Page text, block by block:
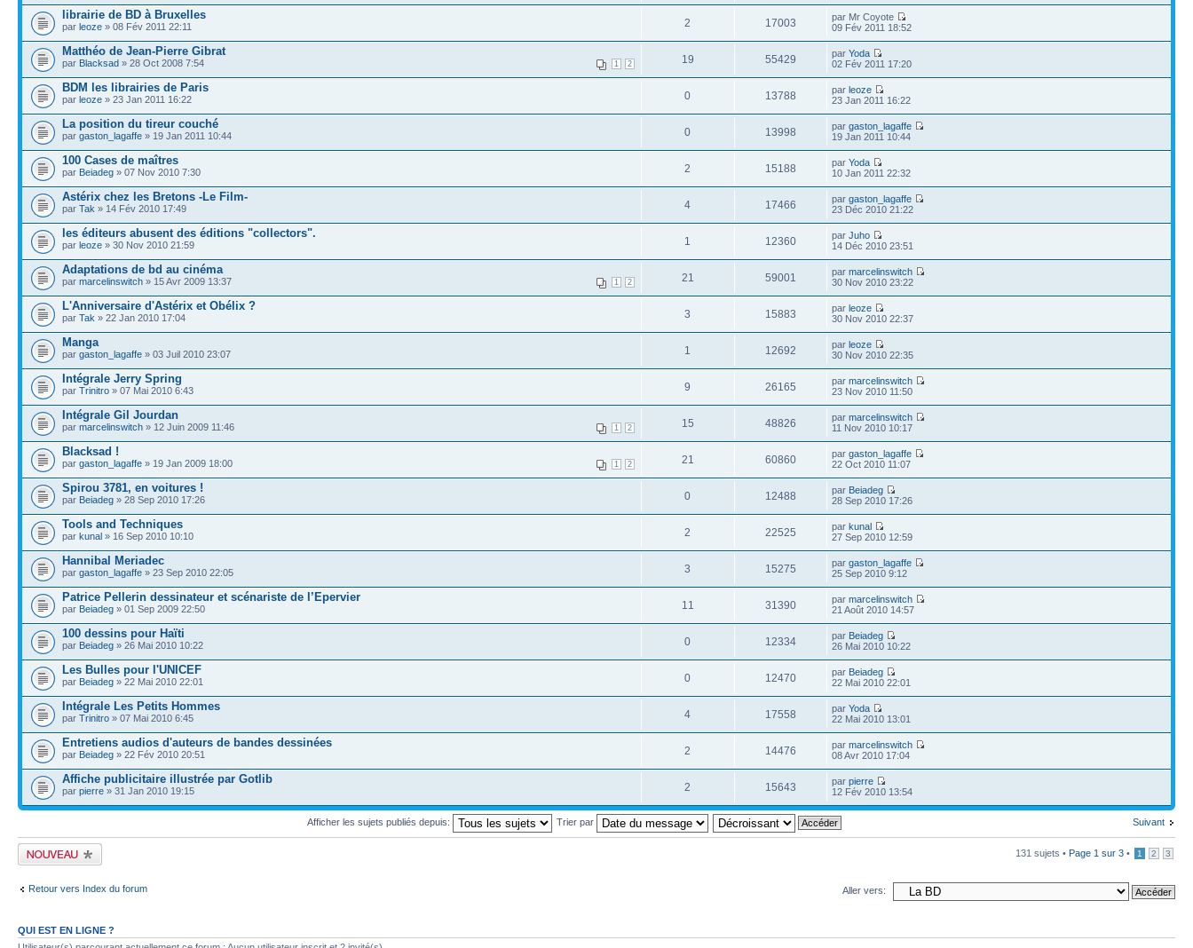
librairie de BD à Bruxelles
par leoze » 08 Fév 2011 22:11 2 17003
par Mr Coyote
09 Fév 2011 18:52
Matthéo de Jean-Pierre Gibrat
1 2
par Blacksad » 28 Oct 2008 7:54 19 55429 parYoda
02 Fév 2011 17:20
BDM les librairies de Paris
par leoze » 23 Jan 2011 16:22 0 13788 parleoze
23 Jan 2011 16:22
La position du tireur couché
par gaston_lagaffe » 19 Jan 2011 10:44 0 13998 pargaston_lagaffe
19 Jan 2011 10:44
100 Cases de maîtres
par Beiadeg » 07 Nov 2010 7:30 2 15188 parYoda
10 Jan 2011 22:32
Astérix chez les Bretons -Le Film-
par Tak » 14 Fév 2010 17:49 4 17466 pargaston_lagaffe
23 Déc 2010 21:22
les éditeurs abusent des éditions "collectors".
par leoze » 30 Nov 2010 21:59 1 12360 parJuho
14 Déc 2010 23:51
Adaptations de bd au cinéma
1 2
par marcelinswitch » 15 Avr 2009 13:37 21 59001 parmarcelinswitch
30 Nov 2010 23:22
L'Anniversaire d'Astérix et Obélix ?
par Tak » 22 Jan 2010 17:04 3 15883 parleoze
30 Nov 2010 22:37
Manga
par gaston_lagaffe » 03 Juil 2010 23:07 1 12692 parleoze
30 Nov 2010 22:35
Intégrale Jerry Spring
par Trinitro » 07 Mai 2010 6:43 9 26165 parmarcelinswitch
23 Nov 2010 11:50
Intégrale Gil Jourdan
1 2
par marcelinswitch » 12 Juin 2009 11:46 15 48826 parmarcelinswitch
11 Nov 2010 10:17
Blacksad !
1 2
par gaston_lagaffe » 19 Jan 2009 18:00 21 60860 pargaston_lagaffe
22 Oct 2010 11:07
Spirou 3781, en voitures !
par Beiadeg » 28 Sep 2010 17:26 0 12488 par Beiadeg
28 Sep 2010 17:26
Tools and Techniques
par kunal » 16 Sep 2010 10:10 2 22525 parkunal
27 Sep 2010 12:59
Hannibal Meriadec
par gaston_lagaffe » 23 Sep 2010 22:05 3 15275 pargaston_lagaffe
25 Sep 2010 9:12
Patrice Pellerin dessinateur et scénariste de l’Epervier
par Beiadeg » 01 Sep 2009 22:50 11 31390 parmarcelinswitch
21 Août 2010 14:57
100 dessins pour Haïti
par Beiadeg » 26 Mai 2010 10:22 0 12334 par Beiadeg
26 Mai 2010 10:22
Les Bulles pour l'UNICEF
par Beiadeg » 22 Mai 2010 22:01 0 12470 par Beiadeg
22 Mai 2010 22:01
Intégrale Les Petits Hommes
par Trinitro » 07 Mai 2010 6:45 4 17558 parYoda
22 Mai 2010 13:01
Entretiens audios d'auteurs de bandes dessinées
par Beiadeg » 22 Fév 2010 20:51 2 14476 parmarcelinswitch
08 Avr 2010 17:04
Affiche publicitaire illustrée par Gotlib
par pierre » 31 Jan 2010 19:15 2 15643 parpierre
12 Fév 2010 13:54
Suivant
Afficher les sujets publiés depuis: Trier par
Publier un nouveau
sujet
131 sujets • Page 1 sur 3 • 1 2 3
Retour vers Index du forum Aller vers:
QUI EST EN LIGNE ?